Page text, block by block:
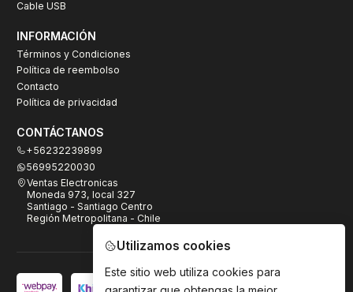
Cable USB
INFORMACIÓN
Términos y Condiciones
Política de reembolso
Contacto
Política de privacidad
CONTÁCTANOS
+56232239899
56995220030
Ventas Electronicas
Moneda 973, local 327
Santiago - Santiago Centro
Región Metropolitana - Chile
Utilizamos cookies
Este sitio web utiliza cookies para